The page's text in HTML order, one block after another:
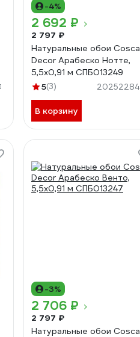
-4%
2 692 ₽
2 797 ₽
Натуральные обои Cosca
Decor Арабеско Нотте,
5,5x0,91 м СПБ013249
5(3) 20252284
В корзину
-3%
2 706 ₽
2 797 ₽
Натуральные обои Cosca